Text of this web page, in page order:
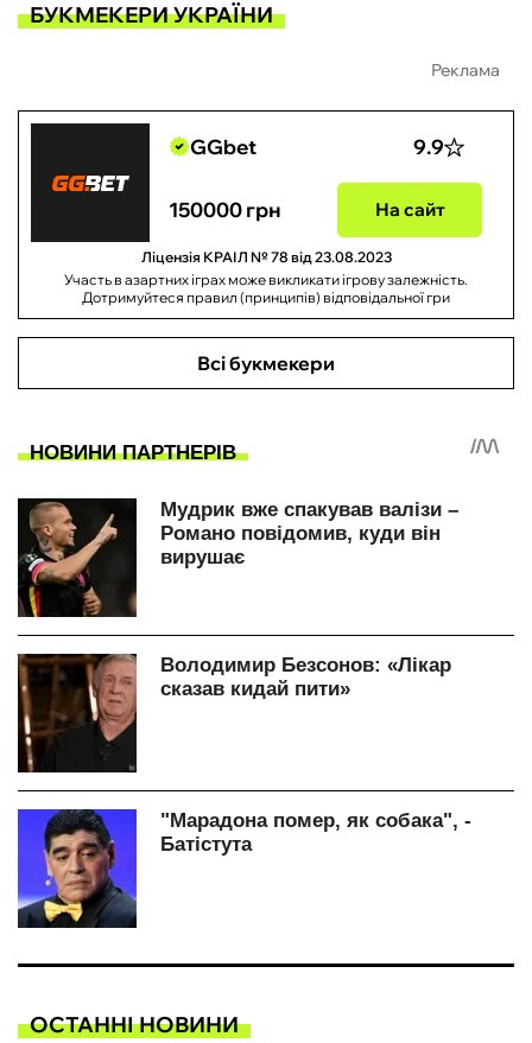
БУКМЕКЕРИ УКРАЇНИ
Реклама
GGbet 9.9
150000 грн На сайт
Ліцензія КРАІЛ № 78 від 23.08.2023
Участь в азартних іграх може викликати ігрову залежність.
Дотримуйтеся правил (принципів) відповідальної гри
Всі букмекери
ОСТАННІ НОВИНИ